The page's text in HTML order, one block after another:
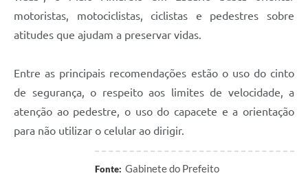
motoristas, motociclistas, ciclistas e pedestres sobre
atitudes que ajudam a preservar vidas.
Entre as principais recomendações estão o uso do cinto
de segurança, o respeito aos limites de velocidade, a
atenção ao pedestre, o uso do capacete e a orientação
para não utilizar o celular ao dirigir.
Fonte: Gabinete do Prefeito